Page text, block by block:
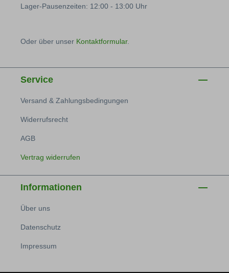
Lager-Pausenzeiten: 12:00 - 13:00 Uhr
Oder über unser Kontaktformular.
Service
Versand & Zahlungsbedingungen
Widerrufsrecht
AGB
Vertrag widerrufen
Informationen
Über uns
Datenschutz
Impressum